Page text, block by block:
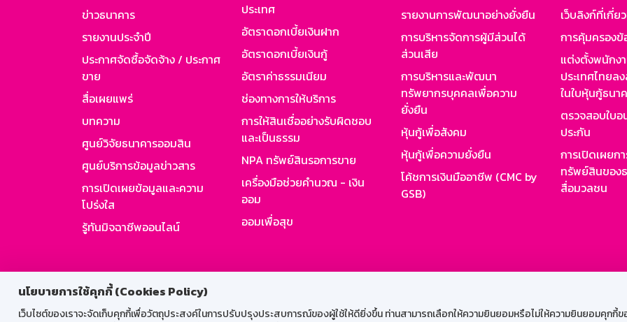
นโยบายการใช้คุกกี้ (Cookies Policy)
เว็บไซต์ของเราจะจัดเก็บคุกกี้เพื่อวัตถุประสงค์ในการปรับปรุงประสบการณ์ของผู้ใช้ให้ดียิ่งขึ้น ท่านสามารถเลือกให้ความยินยอมหรือไม่ให้ความยินยอมคุกกี้ข
ข่าวธนาคาร
รายงานประจำปี
ประกาศจัดซื้อจัดจ้าง / ประกาศ
ขาย
สื่อเผยแพร่
บทความ
ศูนย์วิจัยธนาคารออมสิน
ศูนย์บริการข้อมูลข่าวสาร
การเปิดเผยข้อมูลและความ
โปร่งใส
รู้ทันมิจฉาชีพออนไลน์
ประเทศ
อัตราดอกเบี้ยเงินฝาก
อัตราดอกเบี้ยเงินกู้
อัตราค่าธรรมเนียม
ช่องทางการให้บริการ
การให้สินเชื่ออย่างรับผิดชอบ
และเป็นธรรม
NPA ทรัพย์สินรอการขาย
เครื่องมือช่วยคำนวณ - เงิน
ออม
ออมเพื่อสุข
รายงานการพัฒนาอย่างยั่งยืน
การบริหารจัดการผู้มีส่วนได้
ส่วนเสีย
การบริหารและพัฒนา
ทรัพยากรบุคคลเพื่อความ
ยั่งยืน
หุ้นกู้เพื่อสังคม
หุ้นกู้เพื่อความยั่งยืน
โค้ชการเงินมืออาชีพ (CMC by
GSB)
เว็บลิงก์ที่เกี่ย
การคุ้มครอง
แต่งตั้งพนักง
ประเทศไทยล
ในใบหุ้นกู้ธนา
ตรวจสอบใบ
ประกัน
การเปิดเผยก
ทรัพย์สินของ
สื่อมวลชน